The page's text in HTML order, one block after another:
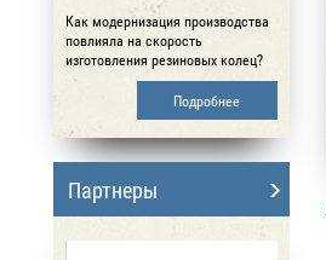
Как модернизация производства
повлияла на скорость
изготовления резиновых колец?
Подробнее
Партнеры